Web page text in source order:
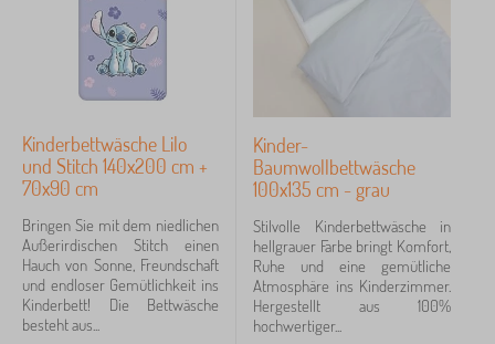
Kinderbettwäsche Lilo
und Stitch 140x200 cm +
70x90 cm
Bringen Sie mit dem niedlichen
Außerirdischen Stitch einen
Hauch von Sonne, Freundschaft
und endloser Gemütlichkeit ins
Kinderbett! Die Bettwäsche
besteht aus...
Kinder-
Baumwollbettwäsche
100x135 cm - grau
Stilvolle Kinderbettwäsche in
hellgrauer Farbe bringt Komfort,
Ruhe und eine gemütliche
Atmosphäre ins Kinderzimmer.
Hergestellt aus 100%
hochwertiger...